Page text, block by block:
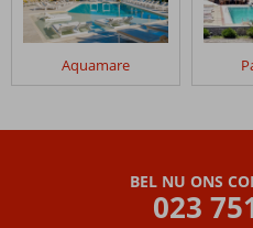
Aquamare
BEL NU ONS
023